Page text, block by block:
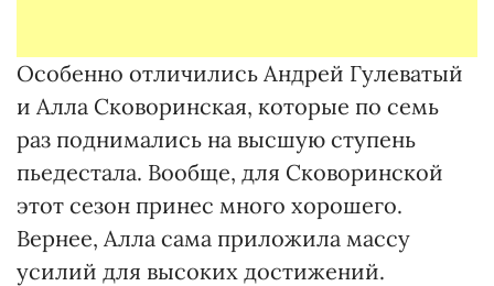
Особенно отличились Андрей Гулеватый
и Алла Сковоринская, которые по семь
раз поднимались на высшую ступень
пьедестала. Вообще, для Сковоринской
этот сезон принес много хорошего.
Вернее, Алла сама приложила массу
усилий для высоких достижений.